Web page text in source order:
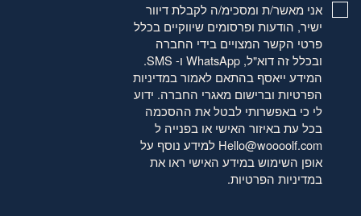
אני מאשר/ת ומסכימ/ה לקבלת דיוור
ישיר, הודעות ופרסומים שיווקיים בכלל
פרטי הקשר המצויים בידי החברה
ובכלל זה דוא"ל, WhatsApp ו- SMS.
המידע ייאסף בהתאם לאמורבמדיניות
הפרטיותוברישום מאגרי החברה. ידוע
לי כי באפשרותי לבטל את ההסכמה
בכל עת באיזור האישי או בפנייה ל
Hello@woooolf.com למידע נוסף על
אופן השימוש במידע האישי ראו את
במדיניות הפרטיות.